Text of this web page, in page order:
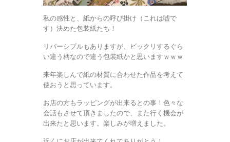
私の感性と、紙からの呼び掛け（これは嘘で
す）決めた包装紙たち！
リバーシブルもありますが、ビックリするぐら
い違う柄なので違う包装紙かと思いますｗｗｗ
来年楽しんで紙の材質に合わせた作品を考えて
使おうと思っています。
お店の方もラッピングが出来るとの事！色々な
会話もさせて頂きましたので、また行く機会が
出来たと思います。楽しみが増えました。